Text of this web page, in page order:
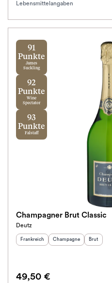
Lebensmittelangaben
91
Punkte
James
Suckling
92
Punkte
Wine
Spectator
93
Punkte
Falstaff
Champagner Brut Classic
Deutz
Herkunftsland
Frankreich Herkunftsregion :
Champagne Geschmack
Brut
49,50 €